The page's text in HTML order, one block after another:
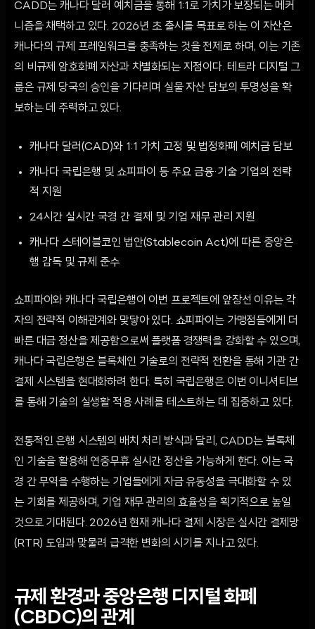
CADD는 캐나다 달러 예치금을 통해 1:1로 가치가 보장되는 메커
니즘을 채택하고 있다. 2026년 초 출시를 목표로 하는 이 자산은
캐나다의 규제 프레임워크를 충족하는 것을 전제로 하며, 이는 기존
의 비규제 암호화폐 자산과 차별화되는 지점이다. 테트라 디지털 그
룹은 규제 당국의 승인을 기다리며 실물 자산 담보의 투명성을 확
보하는 데 주력하고 있다.
캐나다 달러(CAD)와 1:1 가치 고정 및 법정화폐 예치금 담보
캐나다 국립은행 및 쇼피파이 등 주요 금융·기술 기업의 전략
적 지원
24시간 실시간 국경 간 결제 및 기업 재무 관리 지원
캐나다 스테이블코인 법안(Stablecoin Act)에 따른 중앙은
행 감독 및 규제 준수
쇼피파이와 캐나다 국립은행이 이번 프로젝트에 앞장선 이유는 각
자의 전략적 이해관계와 맞닿아 있다. 쇼피파이는 가맹점들에게 더
빠른 대금 정산을 제공함으로써 플랫폼 경쟁력을 강화할 수 있으며,
캐나다 국립은행은 블록체인 기술로의 전략적 전환을 통해 기관 간
결제 시스템을 현대화하려 한다. 특히 국립은행은 이번 이니셔티브
를 통해 기술의 실생활 적용 사례를 테스트하는 데 집중하고 있다.
전통적인 은행 시스템의 배치 처리 방식과 달리, CADD는 블록체
인 기술을 활용해 연중무휴 실시간 정산을 가능하게 한다. 이는 국
경 간 무역을 수행하는 기업들에게 자금 유동성을 극대화할 수 있
는 기회를 제공하며, 기업 재무 관리의 효율성을 획기적으로 높일
것으로 기대된다. 2026년 현재 캐나다 결제 시장은 실시간 결제망
(RTR) 도입과 맞물려 급격한 변화의 시기를 지나고 있다.
규제 환경과 중앙은행 디지털 화폐
(CBDC)의 관계